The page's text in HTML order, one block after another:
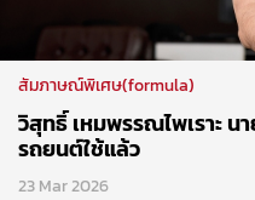
สัมภาษณ์พิเศษ(formula)
วิสุทธิ์ เหมพรรณไพเราะ
รถยนต์ใช้แล้ว
23 Mar 2026